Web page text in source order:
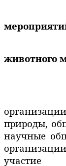
животного
организации
природы,
научные
участие